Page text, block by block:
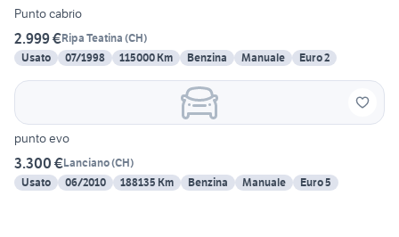
Punto cabrio
2.999 €Ripa Teatina (CH)
Usato
07/1998 115000 Km Benzina Manuale Euro 2
punto evo
3.300 €Lanciano(CH)
Usato
06/2010 188135 Km Benzina Manuale Euro 5